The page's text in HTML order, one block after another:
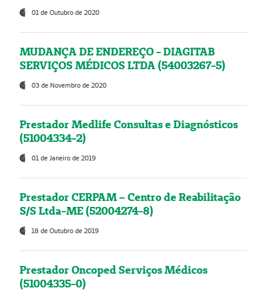
01 de Outubro de 2020
MUDANÇA DE ENDEREÇO - DIAGITAB
SERVIÇOS MÉDICOS LTDA (54003267-5)
03 de Novembro de 2020
Prestador Medlife Consultas e Diagnósticos
(51004334-2)
01 de Janeiro de 2019
Prestador CERPAM – Centro de Reabilitação
S/S Ltda-ME (52004274-8)
18 de Outubro de 2019
Prestador Oncoped Serviços Médicos
(51004335-0)